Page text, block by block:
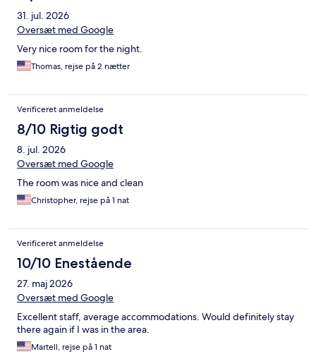
31. jul. 2026
Oversæt med Google
Very nice room for the night.
Thomas, rejse på 2 nætter
Verificeret anmeldelse
8/10 Rigtig godt
8. jul. 2026
Oversæt med Google
The room was nice and clean
Christopher, rejse på 1 nat
Verificeret anmeldelse
10/10 Enestående
27. maj 2026
Oversæt med Google
Excellent staff, average accommodations. Would definitely stay
there again if I was in the area.
Martell, rejse på 1 nat